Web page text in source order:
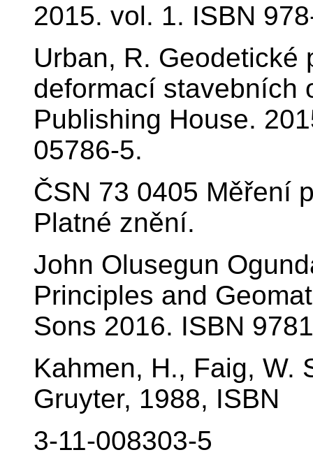
2015. vol. 1. ISBN
Urban, R. Geodetické
deformací stavebních
Publishing House.
05786-5.
ČSN 73 0405 Měření
Platné znění.
John Olusegun
Principles and
Sons 2016. ISBN
Kahmen, H., Faig, W.
Gruyter, 1988, ISBN
3-11-008303-5